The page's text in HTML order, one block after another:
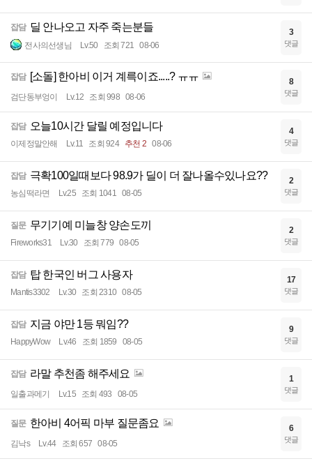
잡담 딜 안나오고 자주 죽는분들
전사의선생님 Lv.50 조회 721 08-06
3
댓글
잡담 [소돌] 한아비 이거 계륵이죠.....? ㅠㅠ
검단동부엉이 Lv.12 조회 998 08-06
8
댓글
잡담 오늘10시간 달릴 예정입니다
이제정말안해 Lv.11 조회 924 추천 2 08-06
4
댓글
잡담 극확100일때보다 98.9가 딜이 더 잘나올수있나요??
농심떡라면 Lv.25 조회 1041 08-05
2
댓글
질문 무기기예 미늘창 양손도끼
Fireworks31 Lv.30 조회 779 08-05
2
댓글
잡담 탑 한국인 버그 사용자
Mantis3302 Lv.30 조회 2310 08-05
17
댓글
잡담 지금 야만 1등 뭐임??
HappyWow Lv.46 조회 1859 08-05
9
댓글
잡담 라말 추천좀 해주세요
일출과메기 Lv.15 조회 493 08-05
1
댓글
질문 한아비 4어픽 마부 질문좀요
김낙s Lv.44 조회 657 08-05
6
댓글